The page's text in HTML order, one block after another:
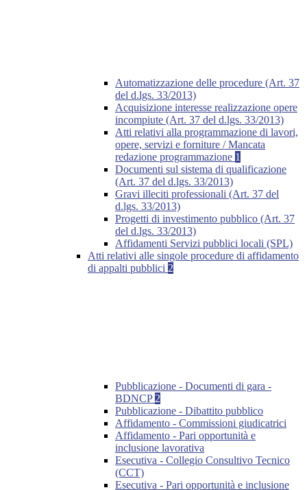
Automatizzazione delle procedure (Art. 37
del d.lgs. 33/2013)
Acquisizione interesse realizzazione opere
incompiute (Art. 37 del d.lgs. 33/2013)
Atti relativi alla programmazione di lavori,
opere, servizi e forniture / Mancata
redazione programmazione 1
Documenti sul sistema di qualificazione
(Art. 37 del d.lgs. 33/2013)
Gravi illeciti professionali (Art. 37 del
d.lgs. 33/2013)
Progetti di investimento pubblico (Art. 37
del d.lgs. 33/2013)
Affidamenti Servizi pubblici locali (SPL)
Atti relativi alle singole procedure di affidamento
di appalti pubblici 2
Pubblicazione - Documenti di gara -
BDNCP 2
Pubblicazione - Dibattito pubblico
Affidamento - Commissioni giudicatrici
Affidamento - Pari opportunità e
inclusione lavorativa
Esecutiva - Collegio Consultivo Tecnico
(CCT)
Esecutiva - Pari opportunità e inclusione